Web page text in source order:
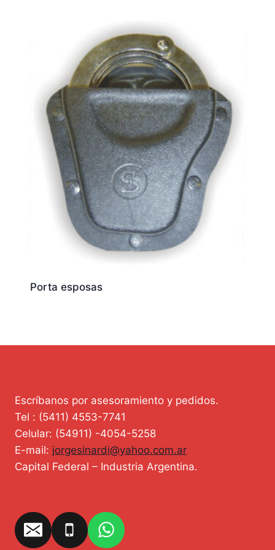
Porta esposas
Escríbanos por asesoramiento y pedidos.
Tel : (5411) 4553-7741
Celular: (54911) -4054-5258
E-mail: jorgesinardi@yahoo.com.ar
Capital Federal – Industria Argentina.